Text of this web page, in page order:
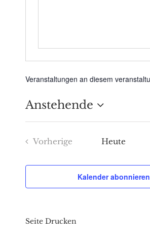
Veranstaltungen an diesem
Anstehende
Datum
wählen.
Vorherige
Heute
Kalender abonnieren
Seite Drucken